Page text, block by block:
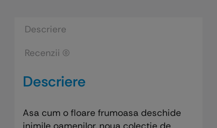
Descriere
Recenzii (0)
Descriere
Asa cum o floare frumoasa deschide